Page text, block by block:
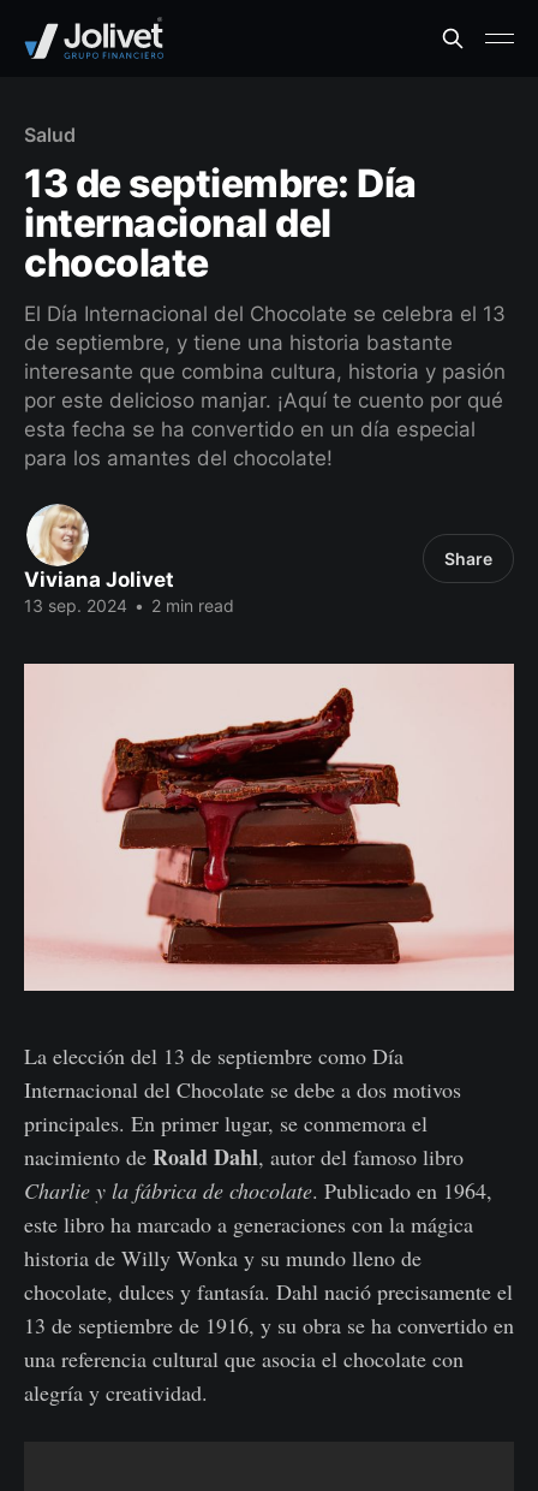
Salud
13 de septiembre: Día
internacional del
chocolate
El Día Internacional del Chocolate se celebra el 13
de septiembre, y tiene una historia bastante
interesante que combina cultura, historia y pasión
por este delicioso manjar. ¡Aquí te cuento por qué
esta fecha se ha convertido en un día especial
para los amantes del chocolate!
Viviana Jolivet
13 sep. 2024 • 2 min read
Share
La elección del 13 de septiembre como Día
Internacional del Chocolate se debe a dos motivos
principales. En primer lugar, se conmemora el
nacimiento de Roald Dahl, autor del famoso libro
Charlie y la fábrica de chocolate. Publicado en 1964,
este libro ha marcado a generaciones con la mágica
historia de Willy Wonka y su mundo lleno de
chocolate, dulces y fantasía. Dahl nació precisamente el
13 de septiembre de 1916, y su obra se ha convertido en
una referencia cultural que asocia el chocolate con
alegría y creatividad.